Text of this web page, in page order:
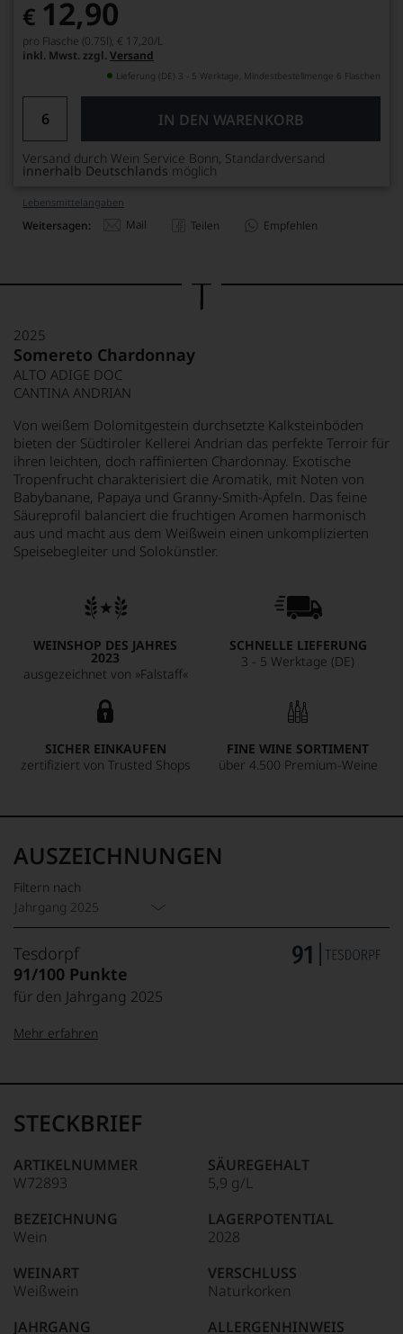
€ 12,90
pro Flasche (0.75l), € 17,20/L
inkl. Mwst. zzgl. Versand
Lieferung (DE) 3 - 5 Werktage, Mindestbestellmenge 6 Flaschen
IN DEN WARENKORB
Versand durch Wein Service Bonn, Standardversand
innerhalb Deutschlands möglich
Lebensmittel­angaben
Weitersagen: Mail Teilen Empfehlen
2025
Somereto Chardonnay
ALTO ADIGE DOC
CANTINA ANDRIAN
Von weißem Dolomitgestein durchsetzte Kalksteinböden
bieten der Südtiroler Kellerei Andrian das perfekte Terroir für
ihren leichten, doch raffinierten Chardonnay. Exotische
Tropenfrucht charakterisiert die Aromatik, mit Noten von
Babybanane, Papaya und Granny-Smith-Äpfeln. Das feine
Säureprofil balanciert die fruchtigen Aromen harmonisch
aus und macht aus dem Weißwein einen unkomplizierten
Speisebegleiter und Solokünstler.
WEINSHOP DES JAHRES
2023
ausgezeichnet von »Falstaff«
SCHNELLE LIEFERUNG
3 - 5 Werktage (DE)
SICHER EINKAUFEN
zertifiziert von Trusted Shops
FINE WINE SORTIMENT
über 4.500 Premium-Weine
AUSZEICHNUNGEN
Filtern nach
Jahrgang 2025
Tesdorpf
91/100 Punkte
für den Jahrgang 2025
95–98 Punkte:
90–94 Punkte:
Name
Tesdorpf
für
»Fine
für
die
edlen
Weine
der
Welt,
Mehr erfahren
STECKBRIEF
ARTIKELNUMMER
W72893
BEZEICHNUNG
Wein
WEINART
Weißwein
JAHRGANG
SÄUREGEHALT
5,9 g/L
LAGERPOTENTIAL
2028
VERSCHLUSS
Naturkorken
ALLERGENHINWEIS